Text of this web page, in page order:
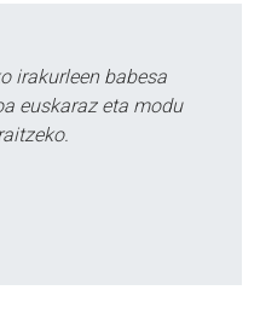
irakurleen babesa
euskaraz eta modu